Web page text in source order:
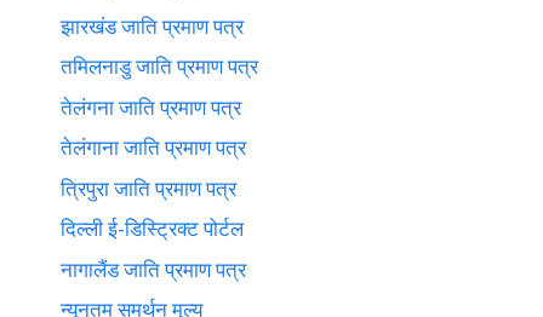
झारखंड जाति प्रमाण पत्र
तमिलनाडु जाति प्रमाण पत्र
तेलंगना जाति प्रमाण पत्र
तेलंगाना जाति प्रमाण पत्र
त्रिपुरा जाति प्रमाण पत्र
दिल्ली ई-डिस्ट्रिक्ट पोर्टल
नागालैंड जाति प्रमाण पत्र
न्यूनतम समर्थन मूल्य